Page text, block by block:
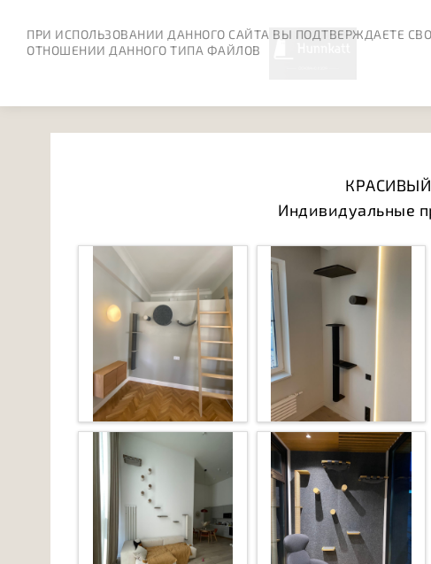
Индивидуальные
ПРИ ИСПОЛЬЗОВАНИИ ДАННОГО САЙТА ВЫ ПОДТВЕРЖДАЕТЕ
ОТНОШЕНИИ ДАННОГО ТИПА ФАЙЛОВ